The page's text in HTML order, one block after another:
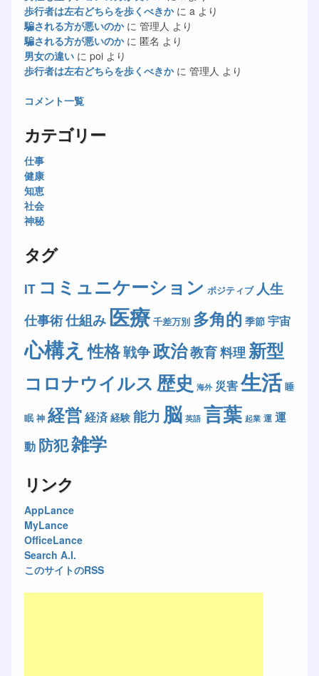
歩行者は左右どちらを歩くべきかに aより
騙される方が悪いのかに 管理人 より
騙される方が悪いのかに 匿名 より
男女の違いに poiより
歩行者は左右どちらを歩くべきかに 管理人 より
コメント一覧
カテゴリー
仕事
健康
知恵
社会
神秘
タグ
IT コミュニケーション ポジティブ 人生
仕事術仕組み医療 千差万別 多角的 季節 宇宙
心構え 性格戦争政治教育料理 新型
コロナウイルス 歴史 海外 災害生活 睡
眠 神 経営経済 経験 能力 脳 英語 言葉 起業 運 運
動 防犯雑学
リンク
AppLance
MyLance
OfficeLance
Search A.I.
このサイトのRSS